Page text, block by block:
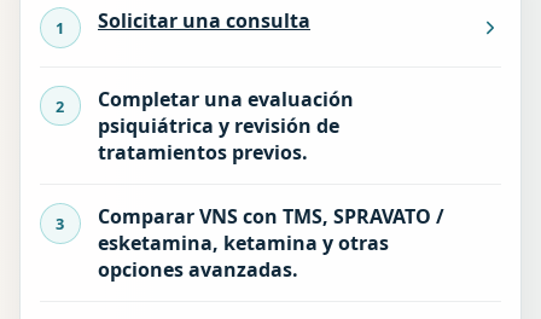
Solicitar una consulta
Completar una evaluación
psiquiátrica y revisión de
tratamientos previos.
Comparar VNS con TMS, SPRAVATO /
esketamina, ketamina y otras
opciones avanzadas.